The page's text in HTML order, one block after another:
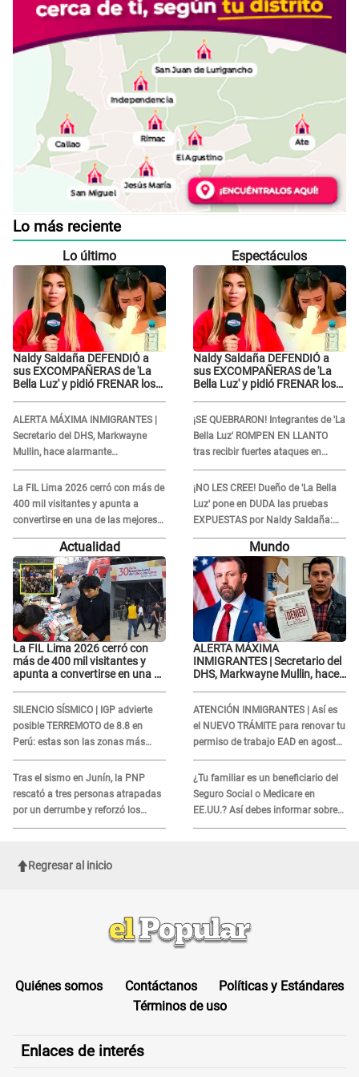
Lo más reciente
Lo último
Naldy Saldaña DEFENDIÓ a
sus EXCOMPAÑERAS de 'La
Bella Luz' y pidió FRENAR los
ALERTA MÁXIMA INMIGRANTES |
Secretario del DHS, Markwayne
Mullin, hace alarmante
declaración: "Ahora vamos por
ellos"
La FIL Lima 2026 cerró con más de
400 mil visitantes y apunta a
convertirse en una de las mejores
ferias de Latinoamérica
Espectáculos
Naldy Saldaña DEFENDIÓ a
sus EXCOMPAÑERAS de 'La
Bella Luz' y pidió FRENAR los
¡SE QUEBRARON! Integrantes de 'La
Bella Luz' ROMPEN EN LLANTO
tras recibir fuertes ataques en
redes por DENUNCIA de acoso
contra Naldy Saldaña
¡NO LES CREE! Dueño de 'La Bella
Luz' pone en DUDA las pruebas
EXPUESTAS por Naldy Saldaña:
“Quizá se han editado...”
Actualidad
La FIL Lima 2026 cerró con
más de 400 mil visitantes y
apunta a convertirse en una de
Latinoamérica
SILENCIO SÍSMICO | IGP advierte
posible TERREMOTO de 8.8 en
Perú: estas son las zonas más
expuestas
Tras el sismo en Junín, la PNP
rescató a tres personas atrapadas
por un derrumbe y reforzó los
operativos de emergencia
Mundo
ALERTA MÁXIMA
INMIGRANTES | Secretario del
DHS, Markwayne Mullin, hace
vamos por ellos"
ATENCIÓN INMIGRANTES | Así es
el NUEVO TRÁMITE para renovar tu
permiso de trabajo EAD en agosto
del 2026
¿Tu familiar es un beneficiario del
Seguro Social o Medicare en
EE.UU.? Así debes informar sobre
su muerte para EVITAR COBROS
Regresar al inicio
Quiénes somos Contáctanos
Políticas y Estándares
Términos de uso
Enlaces de interés